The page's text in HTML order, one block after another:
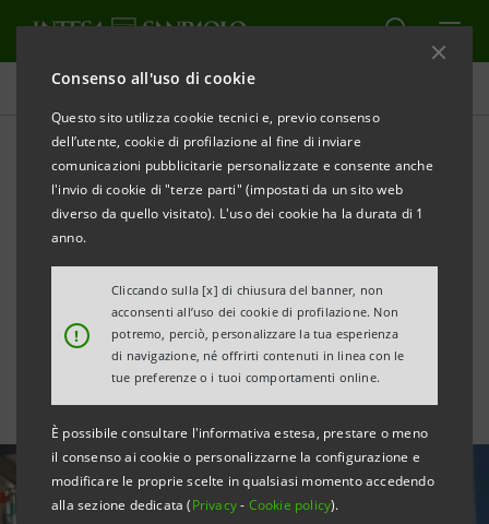
Consenso all'uso di cookie
Questo sito utilizza cookie tecnici e, previo consenso
dell’utente, cookie di profilazione al fine di inviare
comunicazioni pubblicitarie personalizzate e consente anche
l'invio di cookie di "terze parti" (impostati da un sito web
diverso da quello visitato). L'uso dei cookie ha la durata di 1
anno.
!
Cliccando sulla [x] di chiusura del banner, non
acconsenti all’uso dei cookie di profilazione. Non
potremo, perciò, personalizzare la tua esperienza
di navigazione, né offrirti contenuti in linea con le
tue preferenze o i tuoi comportamenti online.
È possibile consultare l'informativa estesa, prestare o meno
il consenso ai cookie o personalizzarne la configurazione e
modificare le proprie scelte in qualsiasi momento accedendo
alla sezione dedicata (Privacy- Cookie policy).
Tutte le news
Monitor Distretti 1°
semestre 2021: balza
l’export, rincari nelle
commodities